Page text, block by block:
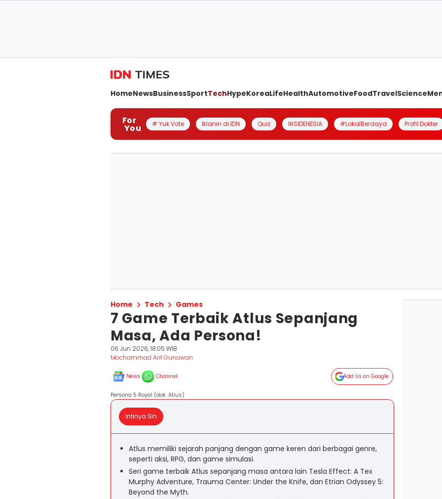
HomeNewsBusinessSportTechHypeKoreaLifeHealthAutomotiveFoodTravelScience
For
You # Yuk Vote Iklanin di IDN Quiz INSIDENESIA #LokalBerdaya Profil Dokter
Home Tech Games
7 Game Terbaik Atlus Sepanjang
Masa, Ada Persona!
06 Jun 2026, 18:05 WIB
Mochammad Arif Gunawan
News Channel Add Us on Google
Persona 5 Royal (dok. Atlus)
Intinya Sih
Atlus memiliki sejarah panjang dengan game keren dari berbagai genre,
seperti aksi, RPG, dan game simulasi.
Seri game terbaik Atlus sepanjang masa antara lain Tesla Effect: A Tex
Murphy Adventure, Trauma Center: Under the Knife, dan Etrian Odyssey 5:
Beyond the Myth.